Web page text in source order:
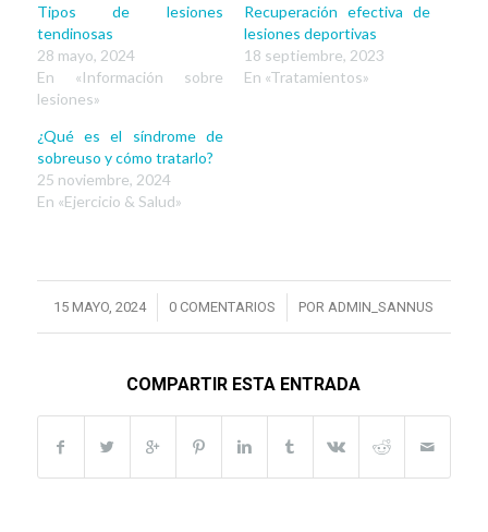
una
ventana
nueva)
una
Tipos de lesiones
tendinosas
28 mayo, 2024
En «Información sobre
lesiones»
Recuperación efectiva de
lesiones deportivas
18 septiembre, 2023
En «Tratamientos»
¿Qué es el síndrome de
sobreuso y cómo tratarlo?
25 noviembre, 2024
En «Ejercicio & Salud»
15 MAYO, 2024
/ 0 COMENTARIOS
/ POR ADMIN_SANNUS
COMPARTIR ESTA ENTRADA